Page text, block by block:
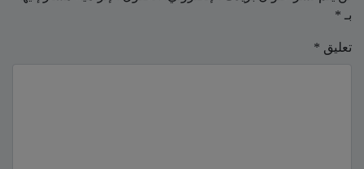
بـ *
تعليق *